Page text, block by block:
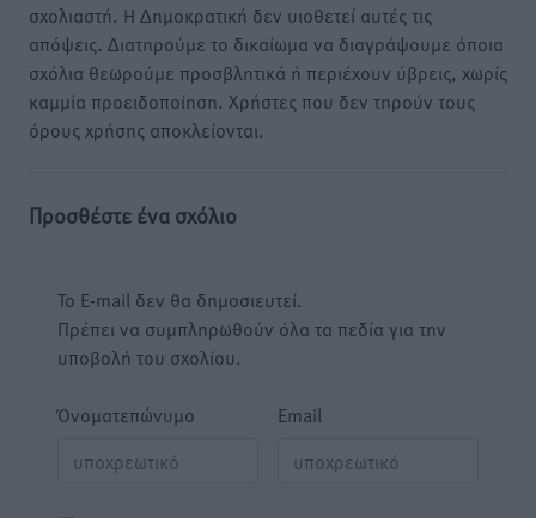
σχολιαστή. Η Δημοκρατική δεν υιοθετεί αυτές τις
απόψεις. Διατηρούμε το δικαίωμα να διαγράψουμε όποια
σχόλια θεωρούμε προσβλητικά ή περιέχουν ύβρεις, χωρίς
καμμία προειδοποίηση. Χρήστες που δεν τηρούν τους
όρους χρήσης αποκλείονται.
Προσθέστε ένα σχόλιο
Το E-mail δεν θα δημοσιευτεί.
Πρέπει να συμπληρωθούν όλα τα πεδία για την
υποβολή του σχολίου.
Όνοματεπώνυμο Email